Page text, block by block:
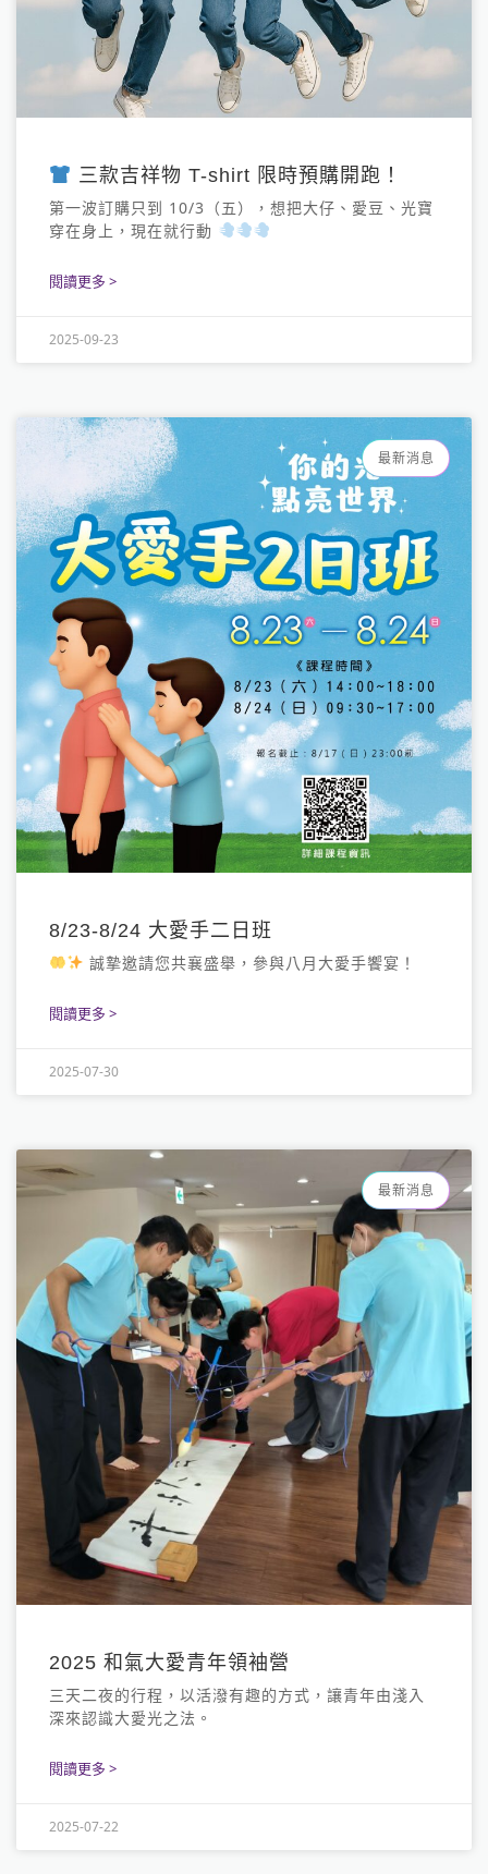
三款吉祥物 T-shirt 限時預購開跑！
第一波訂購只到 10/3（五），想把大仔、愛豆、光寶
穿在身上，現在就行動
閱讀更多 >
2025-09-23
最新消息
8/23-8/24 大愛手二日班
誠摯邀請您共襄盛舉，參與八月大愛手饗宴！
閱讀更多 >
2025-07-30
最新消息
2025 和氣大愛青年領袖營
三天二夜的行程，以活潑有趣的方式，讓青年由淺入
深來認識大愛光之法。
閱讀更多 >
2025-07-22